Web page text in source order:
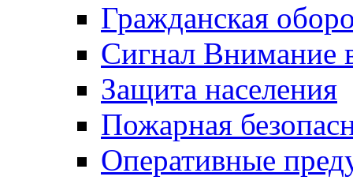
Гражданская
Сигнал Внимание
Защита населения
Пожарная
Оперативные